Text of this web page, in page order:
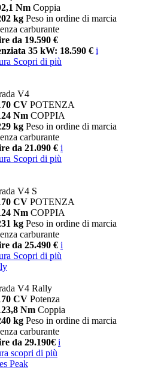
Nm Coppia
kg Peso in ordine di marcia
carburante
da 19.590 €
35 kW: 18.590 € i
Scopri di più
V4
CV POTENZA
Nm COPPIA
kg Peso in ordine di marcia
carburante
da 21.090 € i
Scopri di più
V4 S
CV POTENZA
Nm COPPIA
kg Peso in ordine di marcia
carburante
da 25.490 € i
Scopri di più
V4 Rally
CV Potenza
Nm Coppia
kg Peso in ordine di marcia
carburante
da 29.190€ i
scopri di più
Peak